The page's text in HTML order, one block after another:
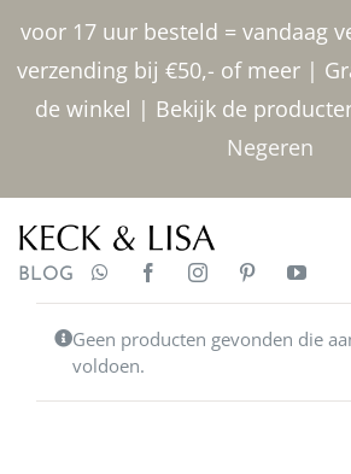
voor 17 uur besteld = vandaag
verzending bij €50,- of meer |
de winkel | Bekijk de
Negeren
inhoud
BLOG
Geen producten gevonden die
voldoen.